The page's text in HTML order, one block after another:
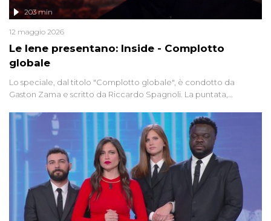
Le Iene presentano: Inside - Complotto
globale
203 min
12 maggio 2026
Lo speciale, dal titolo "Complotto globale", è condotto da
Gaston Zama e scritto da Riccardo Spagnoli. La puntata,
racconta l'universo delle narrazioni alternative, dei sospetti
globali e del complottismo che negli ultimi anni hanno invaso
social network, talk show, piazze digitali e immaginario collettivo.